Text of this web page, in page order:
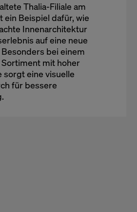
Thalia-Filiale am
ein Beispiel dafür, wie
Innenarchitektur
auf eine neue
bei einem
mit hoher
sorgt eine visuelle
für bessere